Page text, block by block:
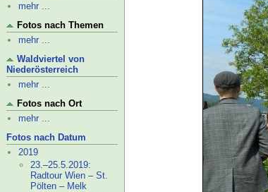
mehr ...
Fotos nach Themen
mehr ...
Waldviertel von
Niederösterreich
mehr ...
Fotos nach Ort
mehr ...
Fotos nach Datum
2019
23.–25.5.2019:
Radtour Wien – St.
Pölten – Melk